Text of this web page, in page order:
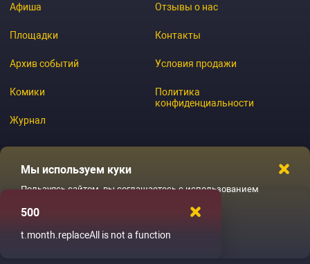
Афиша
Площадки
Архив событий
Комики
Журнал
Отзывы о нас
Контакты
Условия продажи
Политика
конфиденциальности
Мы используем куки
Пользуясь сайтом, вы соглашаетесь с использованием
Ладненько
500
t.month.replaceAll is not a function